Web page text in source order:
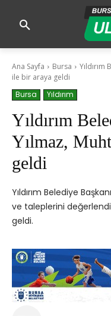
Ana Sayfa Bursa
ile bir araya geldi
Bursa
Yıldırım
Yıldırım
Yılmaz,
geldi
Yıldırım Belediye
ve taleplerini
geldi.